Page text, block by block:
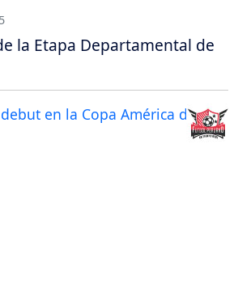
la Etapa Departamental de